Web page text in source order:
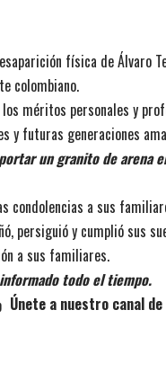
física de Álvaro
colombiano.
méritos personales y
y futuras generaciones
un granito de arena
condolencias a sus
persiguió y cumplió sus
a sus familiares.
todo el tiempo.
Únete a nuestro canal